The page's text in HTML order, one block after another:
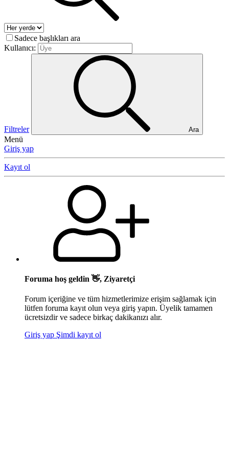
Sadece başlıkları ara
Kullanıcı:
Filtreler Ara
Menü
Giriş yap
Kayıt ol
Foruma hoş geldin 👋, Ziyaretçi
Forum içeriğine ve tüm hizmetlerimize erişim sağlamak için
lütfen foruma kayıt olun veya giriş yapın. Üyelik tamamen
ücretsizdir ve sadece birkaç dakikanızı alır.
Giriş yap Şimdi kayıt ol